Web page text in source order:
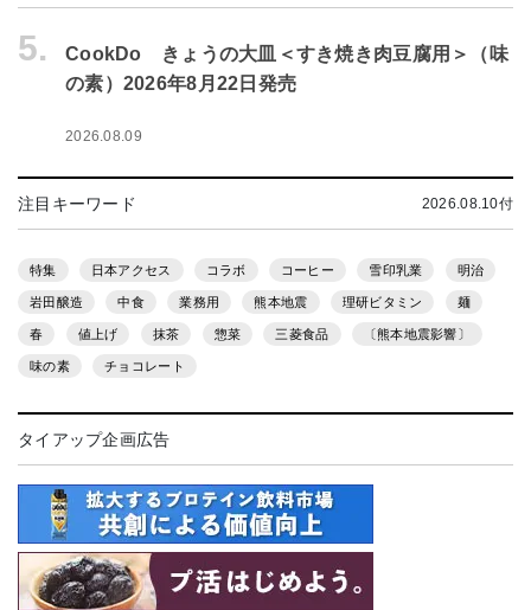
5.
CookDo きょうの大皿＜すき焼き肉豆腐用＞（味
の素）2026年8月22日発売
2026.08.09
注目キーワード 2026.08.10付
特集 日本アクセス コラボ コーヒー 雪印乳業 明治
岩田醸造 中食 業務用 熊本地震 理研ビタミン 麺
春 値上げ 抹茶 惣菜 三菱食品 〔熊本地震影響〕
味の素 チョコレート
タイアップ企画広告